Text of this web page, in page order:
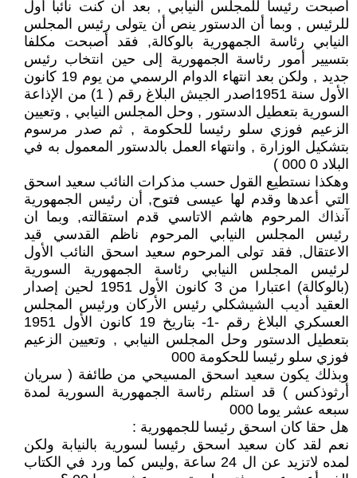
أصبحت رئيسا للمجلس النيابي , بعد أن كنت نائبا أول
للرئيس , وبما أن الدستور ينص أن يتولى رئيس المجلس
النيابي رئاسة الجمهورية بالوكالة, فقد أصبحت مكلفا
بتسيير أمور رئاسة الجمهورية إلى حين انتخاب رئيس
جديد , ولكن بعد انتهاء الدوام الرسمي من يوم 19 كانون
الأول سنة 1951اصدر الجيش البلاغ رقم ( 1) من الإذاعة
السورية بتعطيل الدستور , وحل المجلس النيابي , وتعيين
الزعيم فوزي سلو رئيسا للحكومة , ثم صدر مرسوم
بتشكيل الوزارة , وانتهاء العمل بالدستور المعمول به في
البلاد 0 000 )
وهكذا نستطيع القول حسب مذكرات النائب سعيد اسحق
التي أعدها وقدم لها عيسى فتوح, أن رئيس الجمهورية
آنذاك المرحوم هاشم الاتاسي قدم استقالته, وبما ان
رئيس المجلس النيابي المرحوم ناظم القدسي قيد
الاعتقال, فقد تولى المرحوم سعيد اسحق النائب الأول
لرئيس المجلس النيابي رئاسة الجمهورية السورية
(بالوكالة) اعتبارا من 3 كانون الأول 1951 لحين إصدار
العقيد أديب الشيشكلي رئيس الأركان ورئيس المجلس
العسكري البلاغ رقم -1- بتاريخ 19 كانون الأول 1951
بتعطيل الدستور وحل المجلس النيابي , وتعيين الزعيم
فوزي سلو رئيسا للحكومة 000
وبذلك يكون سعيد اسحق المسيحي من طائفة ( سريان
أرثوذكس ) قد استلم رئاسة الجمهورية السورية لمدة
سبعه عشر يوما 000
هل حقا كان اسحق رئيسا للجمهورية :
نعم لقد كان سعيد اسحق رئيسا لسورية بالنيابة ولكن
لمده لاتزيد عن ال 24 ساعة ,وليس كما ورد في الكتاب